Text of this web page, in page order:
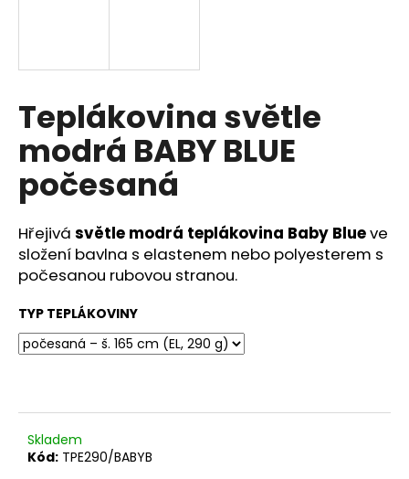
Teplákovina světle
modrá BABY BLUE
počesaná
Hřejivá světle modrá teplákovina Baby Blueve
složení bavlna s elastenem nebo polyesterem s
počesanou rubovou stranou.
TYP TEPLÁKOVINY
Skladem
Kód: TPE290/BABYB
í
?
D
o
p
o
č
u